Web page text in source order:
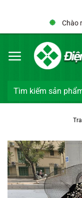
Chào
Tìm